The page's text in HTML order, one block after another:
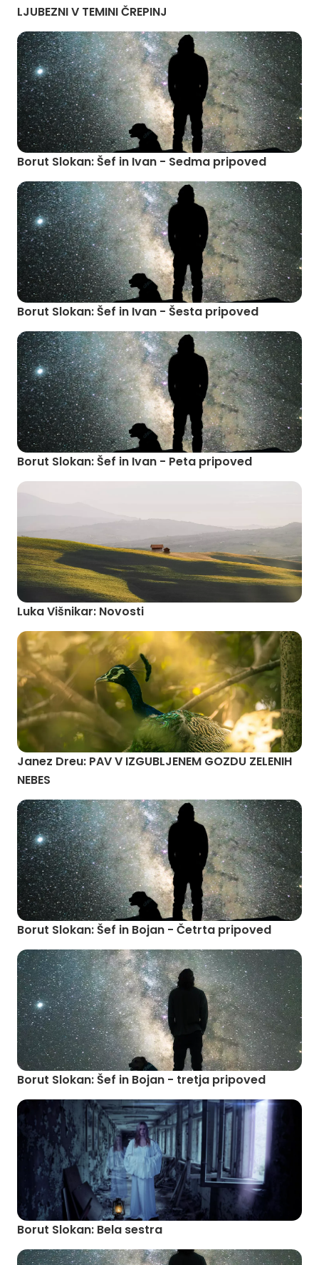
LJUBEZNI V TEMINI ČREPINJ
Borut Slokan: Šef in Ivan - Sedma pripoved
Borut Slokan: Šef in Ivan - Šesta pripoved
Borut Slokan: Šef in Ivan - Peta pripoved
Luka Višnikar: Novosti
Janez Dreu: PAV V IZGUBLJENEM GOZDU ZELENIH
NEBES
Borut Slokan: Šef in Bojan - Četrta pripoved
Borut Slokan: Šef in Bojan - tretja pripoved
Borut Slokan: Bela sestra